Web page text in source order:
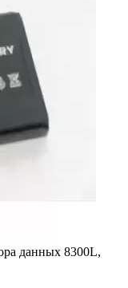
данных 8300L,